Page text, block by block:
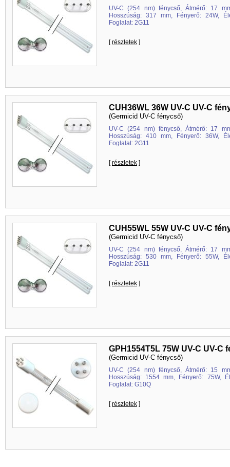
UV-C (254 nm) fénycső, Átmérő: 17
Hosszúság: 317 mm, Fényerő: 24W,
Foglalat: 2G11
[részletek ]
CUH36WL 36W UV-C UV-C
(Germicid UV-C fénycső)
UV-C (254 nm) fénycső, Átmérő: 17
Hosszúság: 410 mm, Fényerő: 36W,
Foglalat: 2G11
[részletek ]
CUH55WL 55W UV-C UV-C
(Germicid UV-C fénycső)
UV-C (254 nm) fénycső, Átmérő: 17
Hosszúság: 530 mm, Fényerő: 55W,
Foglalat: 2G11
[részletek ]
GPH1554T5L 75W UV-C UV-C
(Germicid UV-C fénycső)
UV-C (254 nm) fénycső, Átmérő: 15
Hosszúság: 1554 mm, Fényerő: 75W,
Foglalat: G10Q
[részletek ]